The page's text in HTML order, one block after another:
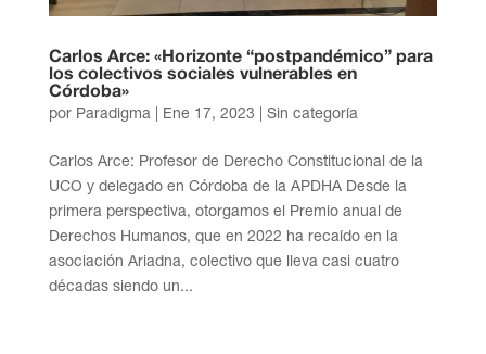
Carlos Arce: «Horizonte “postpandémico” para
los colectivos sociales vulnerables en
Córdoba»
por Paradigma Ene 17, 2023 | Sin categoría
Carlos Arce: Profesor de Derecho Constitucional de la
UCO y delegado en Córdoba de la APDHA Desde la
primera perspectiva, otorgamos el Premio anual de
Derechos Humanos, que en 2022 ha recaído en la
asociación Ariadna, colectivo que lleva casi cuatro
décadas siendo un...